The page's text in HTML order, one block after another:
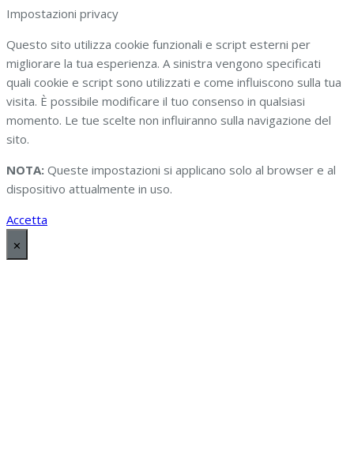
Impostazioni privacy
Questo sito utilizza cookie funzionali e script esterni per
migliorare la tua esperienza. A sinistra vengono specificati
quali cookie e script sono utilizzati e come influiscono sulla tua
visita. È possibile modificare il tuo consenso in qualsiasi
momento. Le tue scelte non influiranno sulla navigazione del
sito.
NOTA: Queste impostazioni si applicano solo al browser e al
dispositivo attualmente in uso.
Accetta
✕